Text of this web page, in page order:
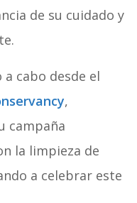
de su cuidado y
a cabo desde el
,
campaña
la limpieza de
a celebrar este